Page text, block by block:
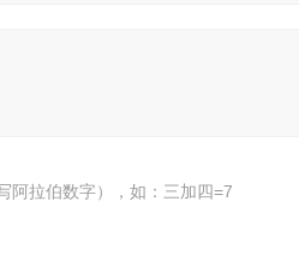
阿拉伯数字），如：三加四=7